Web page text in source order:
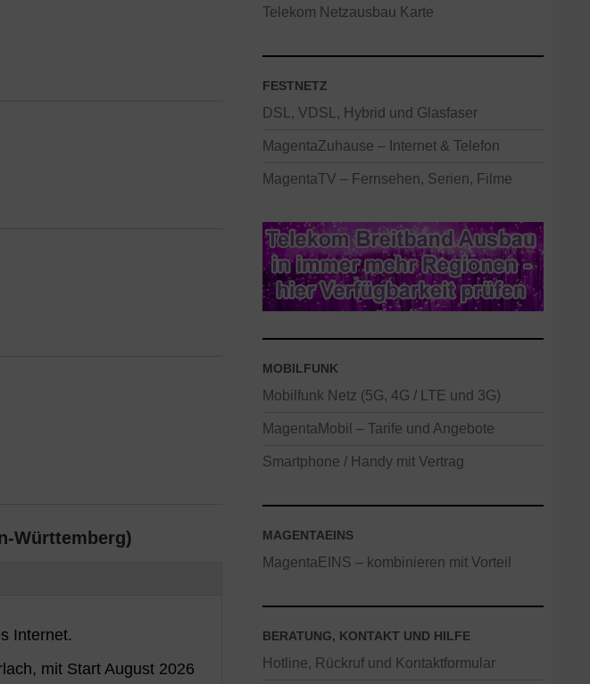
Württemberg)
Internet.
mit Start August 2026
Telekom Netzausbau Karte
FESTNETZ
DSL, VDSL, Hybrid und Glasfaser
MagentaZuhause – Internet & Telefon
MagentaTV – Fernsehen, Serien, Filme
MOBILFUNK
Mobilfunk Netz (5G, 4G / LTE und 3G)
MagentaMobil – Tarife und Angebote
Smartphone / Handy mit Vertrag
MAGENTAEINS
MagentaEINS – kombinieren mit Vorteil
BERATUNG, KONTAKT UND HILFE
Hotline, Rückruf und Kontaktformular